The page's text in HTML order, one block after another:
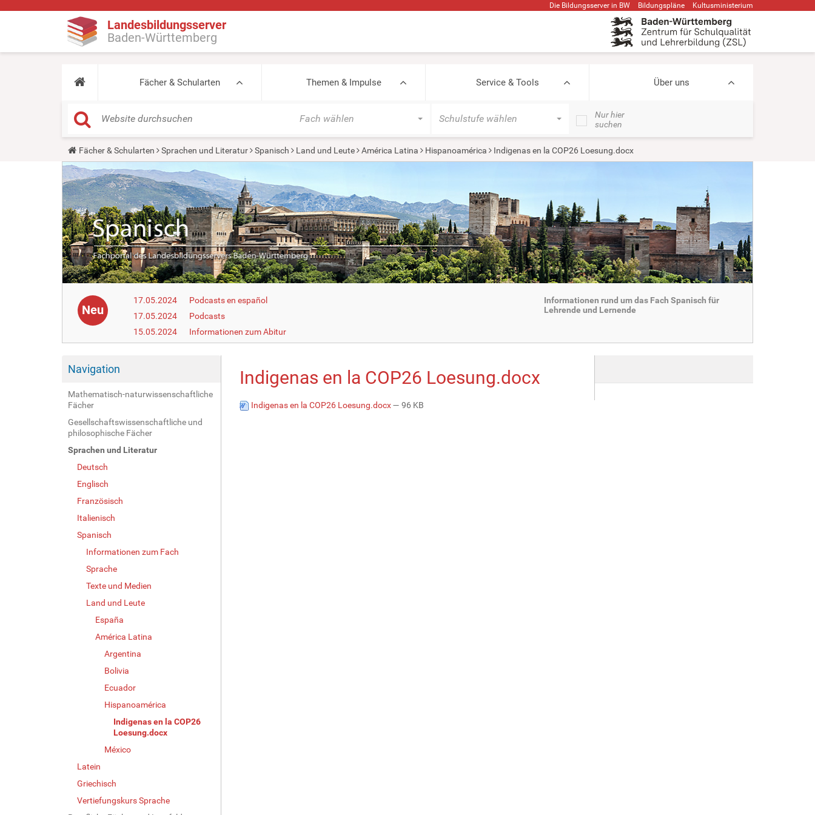
Die Bildungsserver in BW Bildungspläne Kultusministerium
Landesbildungsserver
Baden-Württemberg
Fächer & Schularten Themen & Impulse Service & Tools Über uns
Fach wählen Schulstufe wählen
Nur hier
suchen
Y
o
u
a
r
e
h
e
r
e
:
Fächer & Schularten Sprachen und Literatur Spanisch Land und Leute América Latina Hispanoamérica Indigenas en la COP26 Loesung.docx
Neu
17.05.2024
Podcasts en español
17.05.2024
Podcasts
15.05.2024
Informationen zum Abitur
Informationen rund um das Fach Spanisch für
Lehrende und Lernende
Navigation
Mathematisch-naturwissenschaftliche
Fächer
Gesellschaftswissenschaftliche und
philosophische Fächer
Sprachen und Literatur
Deutsch
Englisch
Französisch
Italienisch
Spanisch
Informationen zum Fach
Sprache
Texte und Medien
Land und Leute
España
América Latina
Argentina
Bolivia
Ecuador
Hispanoamérica
Indigenas en la COP26
Loesung.docx
México
Latein
Griechisch
Vertiefungskurs Sprache
Indigenas en la COP26 Loesung.docx
Indigenas en la COP26 Loesung.docx— 96 KB